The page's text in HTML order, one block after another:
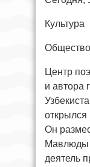
Культура
Общество
Центр
и автора
Он
Мавлюды
деятель